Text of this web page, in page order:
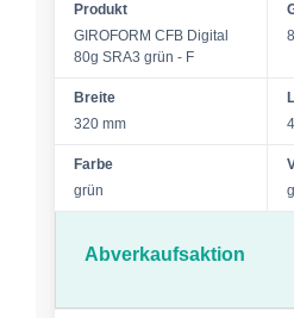
Produkt
GIROFORM CFB Digital
80g SRA3 grün - F
Breite
320 mm
Farbe
grün
Abverkaufsaktion